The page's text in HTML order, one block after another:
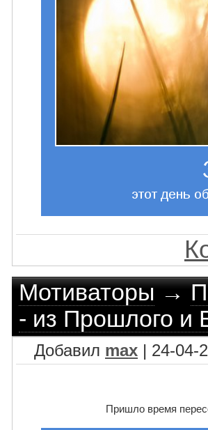
Мотиваторы→
- из Прошлого и
Добавил max | 24-04-
Пришло время